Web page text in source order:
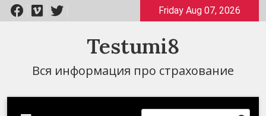
Перейти
к
Friday Aug 07, 2026
Testumi8
Вся информация про страхование